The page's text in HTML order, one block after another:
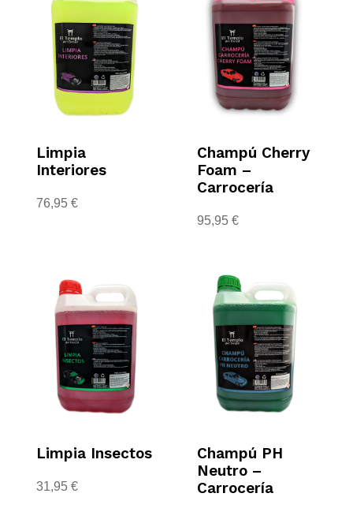
Limpia
Interiores
76,95 €
Champú Cherry
Foam –
Carrocería
95,95 €
Limpia Insectos
31,95 €
Champú PH
Neutro –
Carrocería